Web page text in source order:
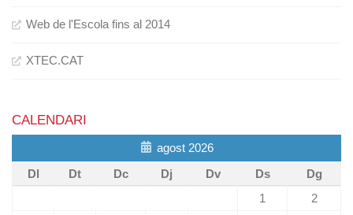
Web de l'Escola fins al 2014
XTEC.CAT
CALENDARI
agost 2026
Dl
Dt Dc Dj Dv Ds
Dg
1
2